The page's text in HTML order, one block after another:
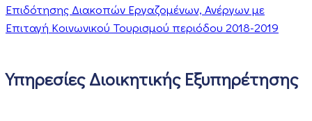
Επιδότησης Διακοπών Εργαζομένων, Ανέργων με
Επιταγή Κοινωνικού Τουρισμού περιόδου 2018-2019
Υπηρεσίες Διοικητικής Εξυπηρέτησης